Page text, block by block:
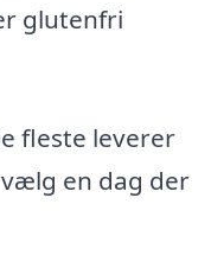
glutenfri
fleste leverer
en dag der